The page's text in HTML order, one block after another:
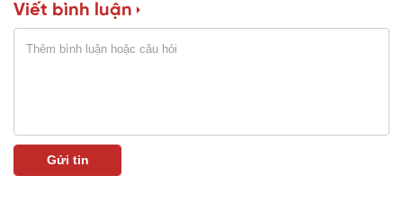
Viết bình luận